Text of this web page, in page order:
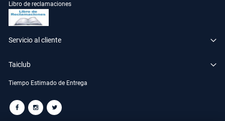
Libro de reclamaciones
Servicio al cliente
Taiclub
Tiempo Estimado de Entrega